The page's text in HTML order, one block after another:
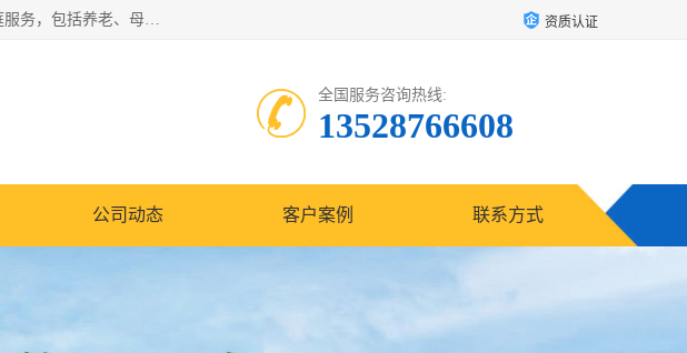
深圳市柏林家政有限公司是一家服务于深圳市民的专业家政公司。致力于为客户提供高质量、多维度的家庭服务，包括养老、母婴、月嫂育婴早教、康复理疗、家电清洗和保洁等方面的专业服务。 资质认证
全国服务咨询热线:
13528766608
公司动态 客户案例 联系方式